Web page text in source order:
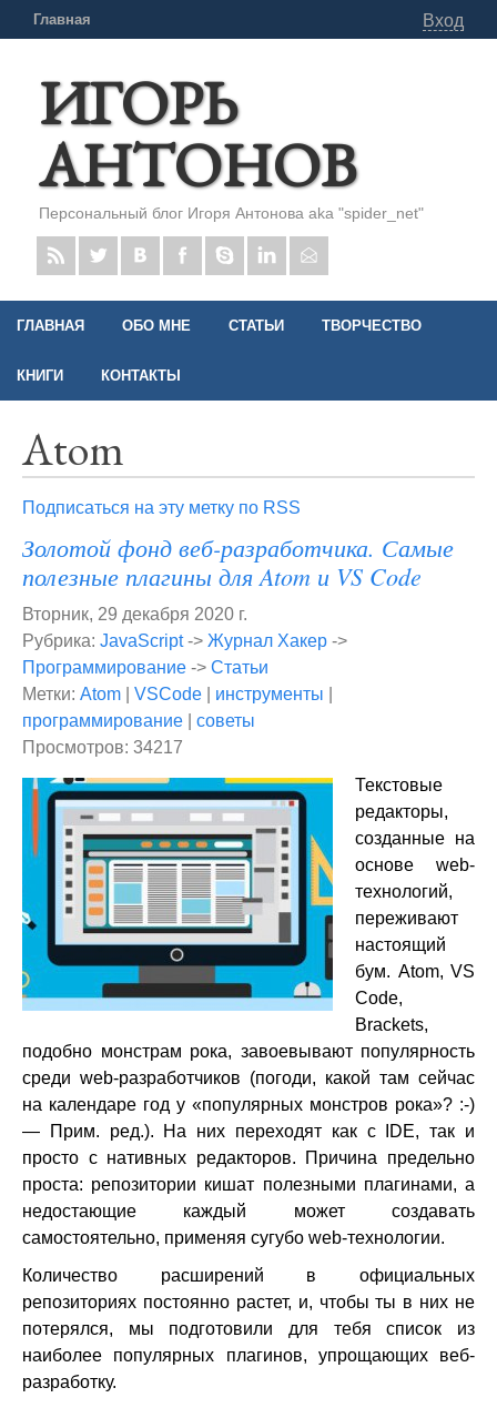
Главная Вход
ИГОРЬ
АНТОНОВ
Персональный блог Игоря Антонова aka "spider_net"
ГЛАВНАЯ ОБО МНЕ СТАТЬИ ТВОРЧЕСТВО
КНИГИ КОНТАКТЫ
Atom
Подписаться на эту метку по RSS
Золотой фонд веб-разработчика. Самые
полезные плагины для Atom и VS Code
Вторник, 29 декабря 2020 г.
Рубрика: JavaScript-> Журнал Хакер ->
Программирование -> Статьи
Метки: Atom VSCode инструменты
программирование
советы
Просмотров: 34217
Текстовые
редакторы,
созданные на
основе web-
технологий,
переживают
настоящий
бум. Atom, VS
Code,
Brackets,
подобно монстрам рока, завоевывают популярность
среди web-разработчиков (погоди, какой там сейчас
на календаре год у «популярных монстров рока»? :-)
— Прим. ред.). На них переходят как с IDE, так и
просто с нативных редакторов. Причина предельно
проста: репозитории кишат полезными плагинами, а
недостающие каждый может создавать
самостоятельно, применяя сугубо web-технологии.
Количество расширений в официальных
репозиториях постоянно растет, и, чтобы ты в них не
потерялся, мы подготовили для тебя список из
наиболее популярных плагинов, упрощающих веб-
разработку.